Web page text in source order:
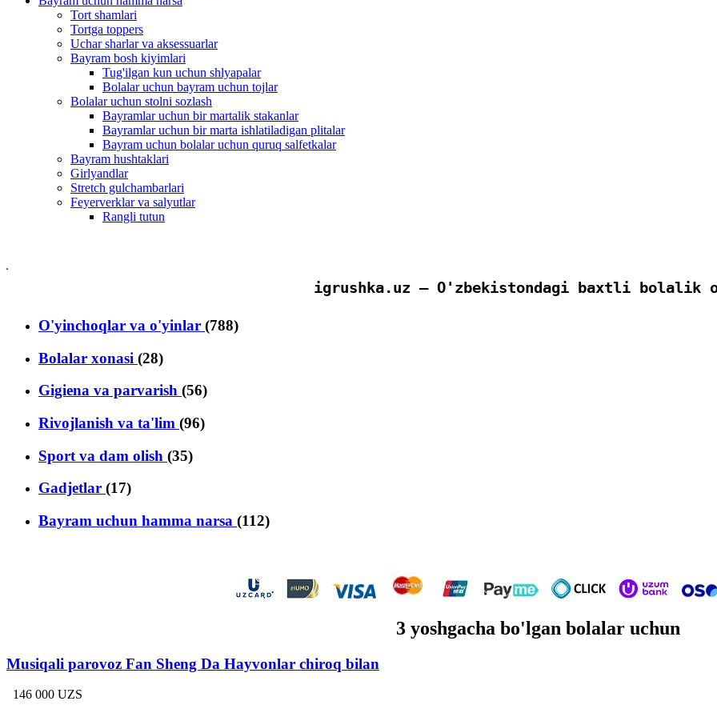
Tort shamlari
Tortga toppers
Uchar sharlar va aksessuarlar
Bayram bosh kiyimlari
Tug'ilgan kun uchun shlyapalar
Bolalar uchun bayram uchun tojlar
Bolalar uchun stolni sozlash
Bayramlar uchun bir martalik stakanlar
Bayramlar uchun bir marta ishlatiladigan plitalar
Bayram uchun bolalar uchun quruq salfetkalar
Bayram hushtaklari
Girlyandlar
Stretch gulchambarlari
Feyerverklar va salyutlar
Rangli tutun
igrushka.uz — O'zbekistondagi baxtli bolalik
O'yinchoqlar va o'yinlar (788)
Bolalar xonasi (28)
Gigiena va parvarish (56)
Rivojlanish va ta'lim (96)
Sport va dam olish (35)
Gadjetlar (17)
Bayram uchun hamma narsa (112)
3 yoshgacha bo'lgan bolalar uchun
Musiqali parovoz Fan Sheng Da Hayvonlar chiroq bilan
146 000 UZS